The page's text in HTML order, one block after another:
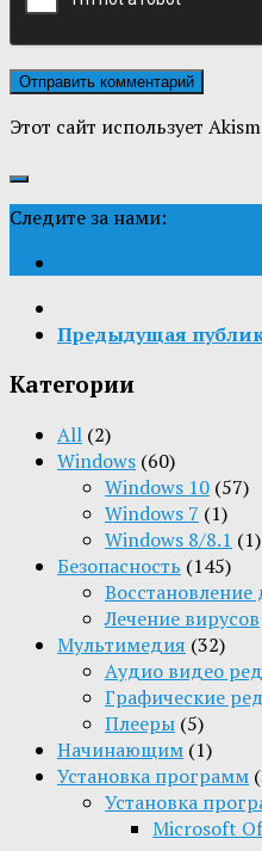
Этот сайт использует
Следите за нами:
Предыдущая
Категории
All (2)
Windows (60)
Windows 10 (57)
Windows 7 (1)
Windows 8/8.1 (1)
Безопасность (145)
Лечение вирусов
Мультимедия (32)
Aудио видео
Графические
Плееры (5)
Начинающим (1)
Установка программ
Установка
Microsoft